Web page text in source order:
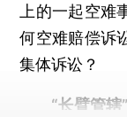
上的一起空
何空难赔偿诉
集体诉讼？
“长臂管